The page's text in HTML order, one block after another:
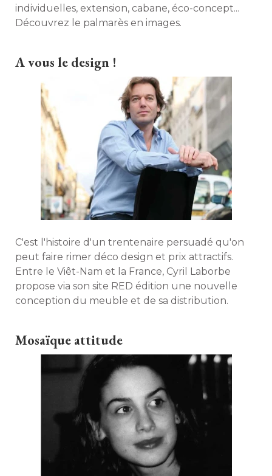
individuelles, extension, cabane, éco-concept...
Découvrez le palmarès en images.
A vous le design !
C'est l'histoire d'un trentenaire persuadé qu'on
peut faire rimer déco design et prix attractifs.
Entre le Viêt-Nam et la France, Cyril Laborbe
propose via son site RED édition une nouvelle
conception du meuble et de sa distribution.
Mosaïque attitude